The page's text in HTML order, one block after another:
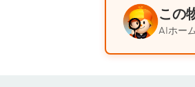
この
AIホー